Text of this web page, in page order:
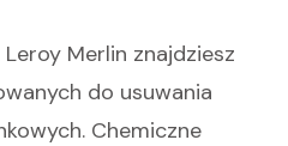
Merlin znajdziesz
do usuwania
Chemiczne